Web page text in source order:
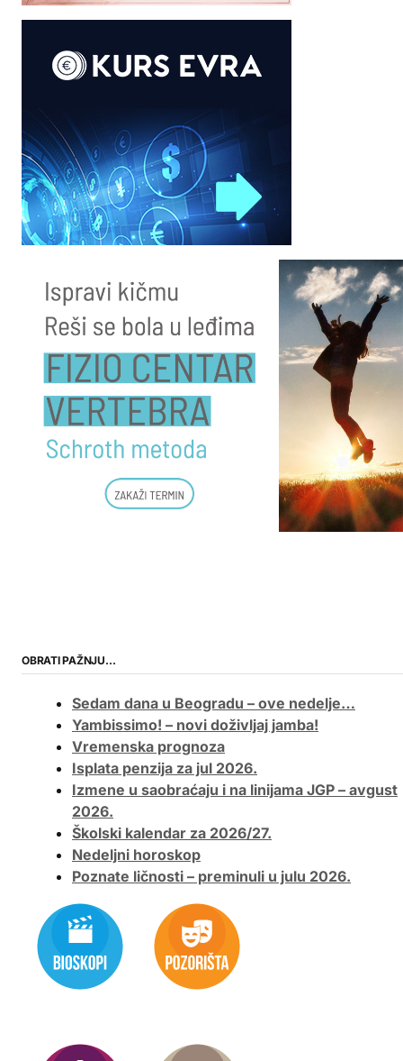
OBRATI PAŽNJU…
Sedam dana u Beogradu – ove nedelje…
Yambissimo! – novi doživljaj jamba!
Vremenska prognoza
Isplata penzija za jul 2026.
Izmene u saobraćaju i na linijama JGP – avgust
2026.
Školski kalendar za 2026/27.
Nedeljni horoskop
Poznate ličnosti – preminuli u julu 2026.